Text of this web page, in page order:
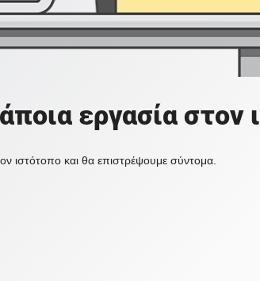
εργασία στον
ιστότοπο και θα επιστρέψουμε σύντομα.